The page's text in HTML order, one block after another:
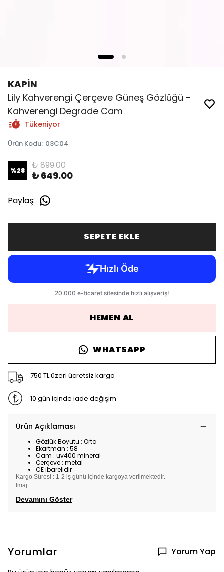
KAPİN
Lily Kahverengi Çerçeve Güneş Gözlüğü -
Kahverengi Degrade Cam
Tükeniyor
Ürün Kodu: 03C04
%28 ₺ 899.00
₺ 649.00
Paylaş:
SEPETE EKLE
HEMEN AL
WHATSAPP
750 TL üzeri ücretsiz kargo
10 gün içinde iade değişim
Ürün Açıklaması
Gözlük Boyutu : Orta
Ekartman : 58
Cam : uv400 mineral
Çerçeve : metal
CE ibarelidir
Kargo Süresi : 1-2 iş günü içinde kargoya verilmektedir.
İmaj
Devamını Göster
Yorumlar Yorum Yap